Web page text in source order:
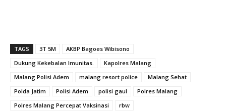
TAGS 3T 5M
AKBP Bagoes Wibisono
Dukung Kekebalan Imunitas.
Kapolres Malang
Malang Polisi Adem
malang resort police
Malang Sehat
Polda Jatim
Polisi Adem polisi gaul
Polres Malang
Polres Malang Percepat Vaksinasi
rbw